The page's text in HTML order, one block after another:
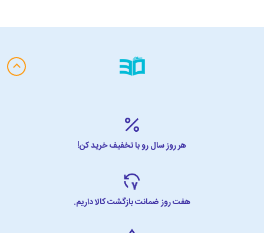
هر روز سال رو با تخفیف خرید کن!
هفت روز ضمانت بازگشت کالا داریم.